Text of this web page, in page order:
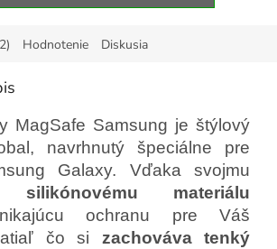
Hodnotenie Diskusia
MagSafe Samsung je štýlový
navrhnutý špeciálne pre
Galaxy. Vďaka svojmu
silikónovému materiálu
ochranu pre Váš
čo si zachováva tenký